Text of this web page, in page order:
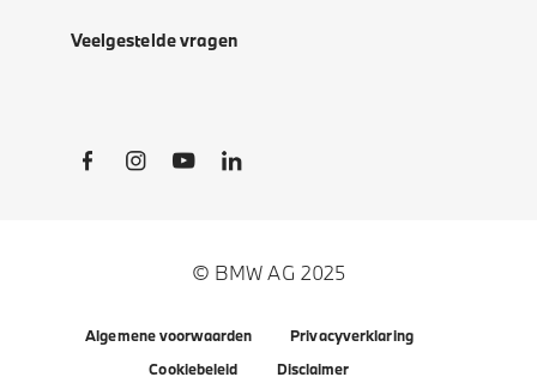
Veelgestelde vragen
Social Links
© BMW AG 2025
Algemene voorwaarden
Privacyverklaring
Cookiebeleid
Disclaimer